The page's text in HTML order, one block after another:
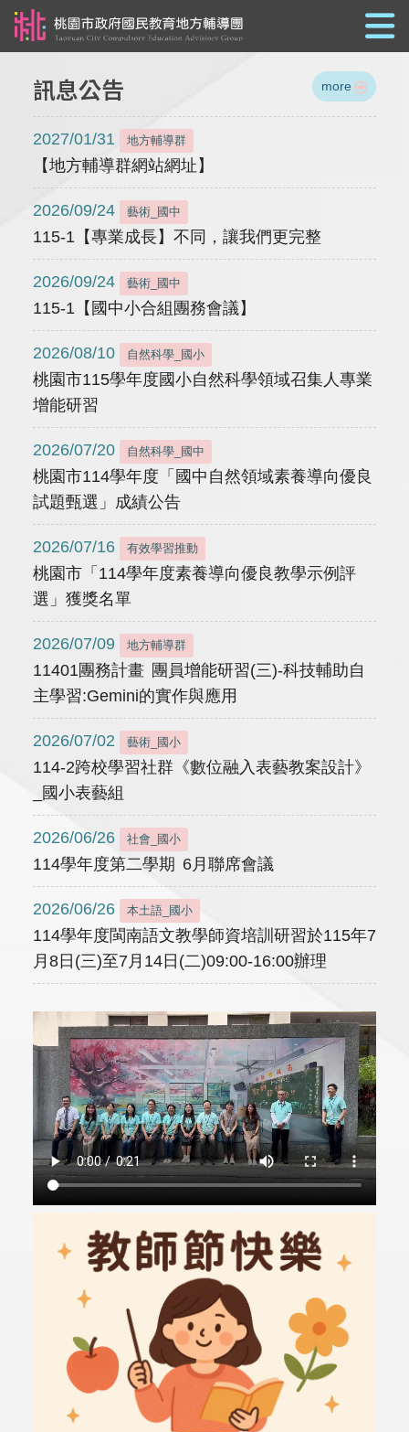
訊息公告 more
2027/01/31 地方輔導群
【地方輔導群網站網址】
2026/09/24 藝術_國中
115-1【專業成長】不同，讓我們更完整
2026/09/24 藝術_國中
115-1【國中小合組團務會議】
2026/08/10 自然科學_國小
桃園市115學年度國小自然科學領域召集人專業
增能研習
2026/07/20 自然科學_國中
桃園市114學年度「國中自然領域素養導向優良
試題甄選」成績公告
2026/07/16 有效學習推動
桃園市「114學年度素養導向優良教學示例評
選」獲獎名單
2026/07/09 地方輔導群
11401團務計畫 團員增能研習(三)-科技輔助自
主學習:Gemini的實作與應用
2026/07/02 藝術_國小
114-2跨校學習社群《數位融入表藝教案設計》
_國小表藝組
2026/06/26 社會_國小
114學年度第二學期 6月聯席會議
2026/06/26 本土語_國小
114學年度閩南語文教學師資培訓研習於115年7
月8日(三)至7月14日(二)09:00-16:00辦理